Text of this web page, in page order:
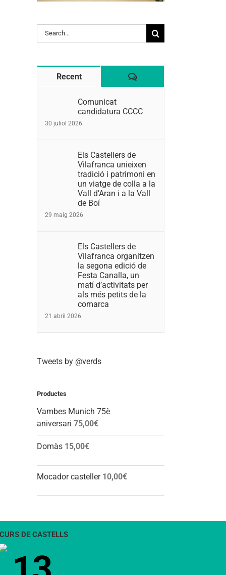
Search
for:
Recent Comentaris
Comunicat
candidatura CCCC
30 juliol 2026
Els Castellers de
Vilafranca unieixen
tradició i patrimoni en
un viatge de colla a la
Vall d’Aran i a la Vall
de Boí
29 maig 2026
Els Castellers de
Vilafranca organitzen
la segona edició de
Festa Canalla, un
matí d’activitats per
als més petits de la
comarca
21 abril 2026
Tweets by @verds
Productes
Vambes Munich 75è
aniversari 75,00€
Domàs 15,00€
Mocador casteller 10,00€
DE CASTELLS